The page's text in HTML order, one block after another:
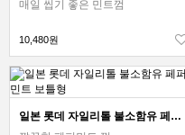
매일 씹기 좋은 민트껌
10,480원
일본 롯데 자일리톨 불소함유 페퍼민트 보틀형